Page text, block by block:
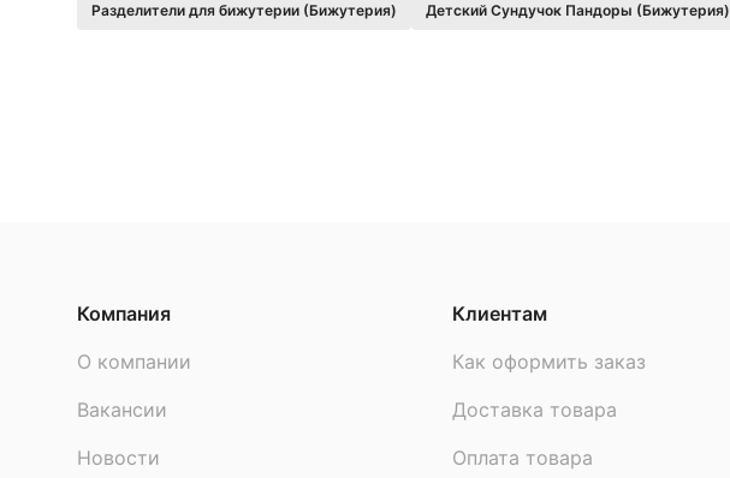
Разделители для бижутерии (Бижутерия) Детский Сундучок Пандоры (Бижутерия)
Компания
О компании
Вакансии
Новости
Клиентам
Как оформить заказ
Доставка товара
Оплата товара